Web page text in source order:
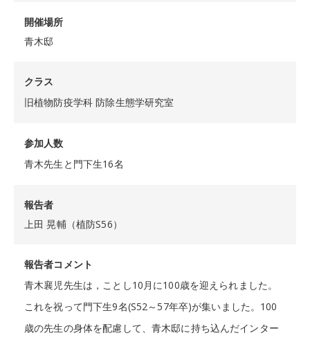
開催場所
青木邸
クラス
旧植物防疫学科 防除生態学研究室
参加人数
青木先生と門下生16名
報告者
上田 晃輔（植防S56）
報告者コメント
青木襄児先生は，ことし10月に100歳を迎えられました。
これを祝って門下生9名(S52～57年卒)が集いました。100
歳の先生の身体を配慮して、青木邸に持ち込んだインター